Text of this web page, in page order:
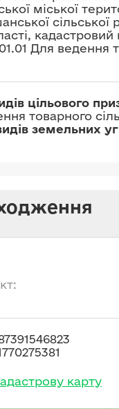
міської
сільської
Для ведення
цільового
товарного
земельних
карту